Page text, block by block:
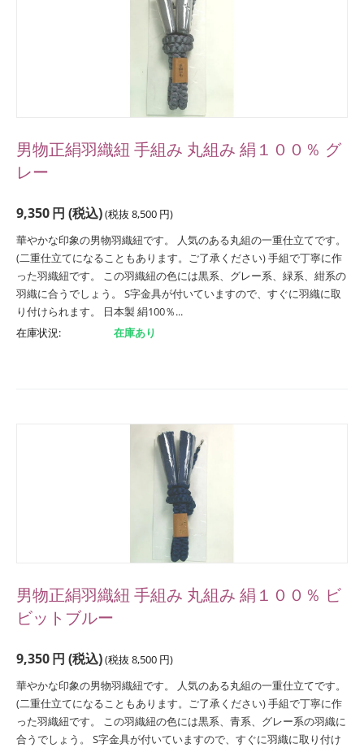
男物正絹羽織紐 手組み 丸組み 絹１００％ グ
レー
9,350円 (税込)(税抜 8,500 円)
華やかな印象の男物羽織紐です。 人気のある丸組の一重仕立てです。
(二重仕立てになることもあります。ご了承ください) 手組で丁寧に作
った羽織紐です。 この羽織紐の色には黒系、グレー系、緑系、紺系の
羽織に合うでしょう。 S字金具が付いていますので、すぐに羽織に取
り付けられます。 日本製 絹100％...
在庫状況:
在庫あり
男物正絹羽織紐 手組み 丸組み 絹１００％ ビ
ビットブルー
9,350円 (税込)(税抜 8,500 円)
華やかな印象の男物羽織紐です。 人気のある丸組の一重仕立てです。
(二重仕立てになることもあります。ご了承ください) 手組で丁寧に作
った羽織紐です。 この羽織紐の色には黒系、青系、グレー系の羽織に
合うでしょう。 S字金具が付いていますので、すぐに羽織に取り付け